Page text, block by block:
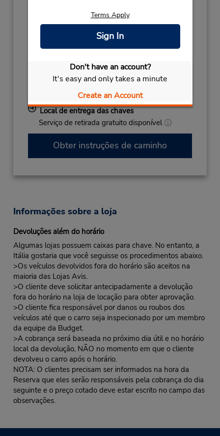
Terms Apply
Sign In
Don't have an account?
It's easy and only takes a minute
Create an Account
SPECIAL HOURSAgosto 12 09:00AM
HOLIDAYAgosto 15- Agosto 16closed
HOLIDAYAgosto 29 closed
SPECIAL HOURS Agosto 24 09:00AM
SPECIAL HOURSSetembro 26 closed
Local de entrega das chaves
Serviço de retirada gratuito disponível
Obter instruções de caminho
Informações sobre a loja
Devoluções além do horário
Algumas lojas possuem caixas para chave. No entanto, a
Itália gostaria que você seguisse os procedimentos abaixo.
>Os veículos devolvidos fora do horário são aceitos na
maioria das Lojas Avis.
>O cliente deve solicitar antecipadamente a devolução
fora do horário na loja de locação para obter aprovação.
>O cliente fica responsável por danos ou roubos dos
veículos até que o carro seja inspecionado por um membro
da equipe da Budget.
>A cobrança será baseada no próximo dia útil e no horário
local da devolução, NÃO no momento em que o cliente
devolveu o carro após o horário.
NOTA: O clientes precisam ser informados na hora da
Reserva que eles serão responsáveis pela cobrança do dia
seguinte e o preço cotado deve estar escrito no campo das
observações.